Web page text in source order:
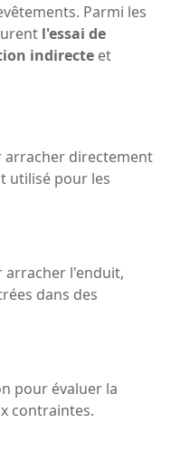
Parmi les
l'essai de
indirecte et
arracher directement
utilisé pour les
arracher l'enduit,
dans des
pour évaluer la
contraintes.